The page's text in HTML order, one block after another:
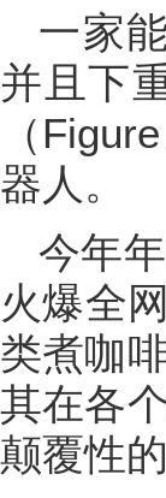
一家
并且下
（
器人。
今年
火爆全
类煮咖
其在各
颠覆性